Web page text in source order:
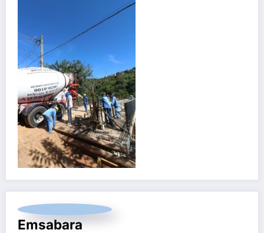
Emsabara